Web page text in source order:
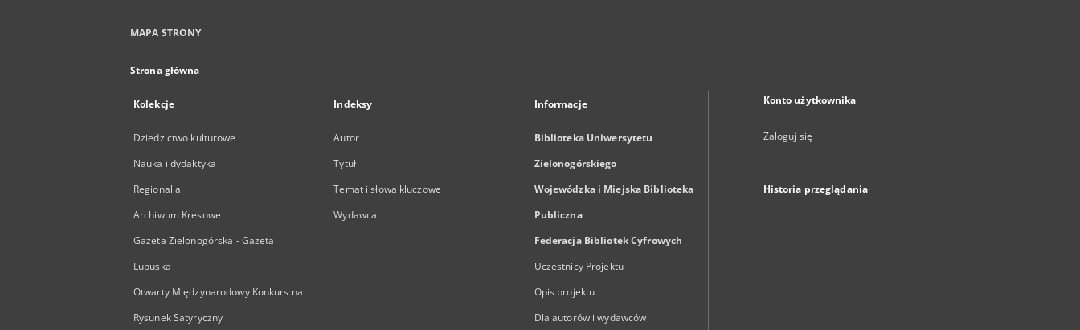
MAPA STRONY
Strona główna
Kolekcje
Dziedzictwo kulturowe
Nauka i dydaktyka
Regionalia
Archiwum Kresowe
Gazeta Zielonogórska - Gazeta
Lubuska
Otwarty Międzynarodowy Konkurs na
Rysunek Satyryczny
Indeksy
Autor
Tytuł
Temat i słowa kluczowe
Wydawca
Informacje
Biblioteka Uniwersytetu
Zielonogórskiego
Wojewódzka i Miejska Biblioteka
Publiczna
Federacja Bibliotek Cyfrowych
Uczestnicy Projektu
Opis projektu
Dla autorów i wydawców
Konto użytkownika
Zaloguj się
Historia przeglądania